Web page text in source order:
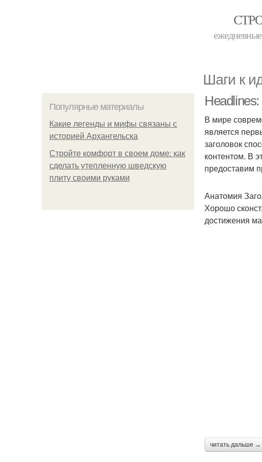
Шаги к
Популярные материалы
Какие легенды и мифы связаны с
историей Архангельска
Стройте комфорт в своем доме: как
сделать утепленную шведскую
плиту своими руками
Headlines:
В мире
является
заголовок
контентом. В
предоставим
Анатомия
Хорошо
достижения
читать дальше →